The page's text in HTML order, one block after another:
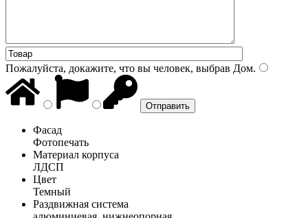
Пожалуйста, докажите, что вы человек, выбрав Дом.
Фасад
Фотопечать
Материал корпуса
ЛДСП
Цвет
Темный
Раздвижная система